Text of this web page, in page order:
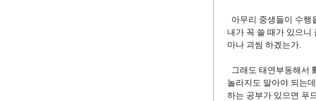
아무리 중생들이 수행
내가 꼭 쓸 때가 있으니
마나 괴씸 하겠는가.
그래도 태연부동해서
놀라지도 말아야 되는
하는 공부가 있으면 푸